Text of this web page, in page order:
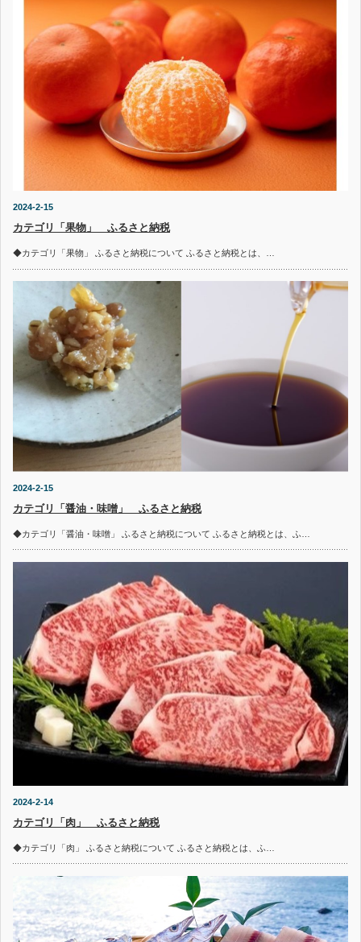
2024-2-15
カテゴリ「果物」 ふるさと納税
◆カテゴリ「果物」 ふるさと納税について ふるさと納税とは、…
2024-2-15
カテゴリ「醤油・味噌」 ふるさと納税
◆カテゴリ「醤油・味噌」 ふるさと納税について ふるさと納税とは、ふ…
2024-2-14
カテゴリ「肉」 ふるさと納税
◆カテゴリ「肉」 ふるさと納税について ふるさと納税とは、ふ…